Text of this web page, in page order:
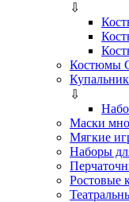
⇩
Костюмы
⇩
Маски
Мягкие
Наборы
Ростовые